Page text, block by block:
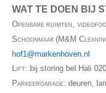
WAT TE DOEN BIJ
OPENBARE RUIMTEN ,
SCHOONMAAK (M&M C
hof1@markenhoven.nl
L IFT: bij storing bel Hali
PARKEERGARAGE: deuren,